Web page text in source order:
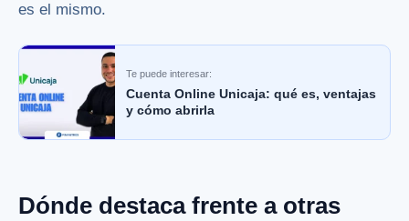
es el mismo.
Te puede interesar:
Cuenta Online Unicaja: qué es, ventajas
y cómo abrirla
Dónde destaca frente a otras